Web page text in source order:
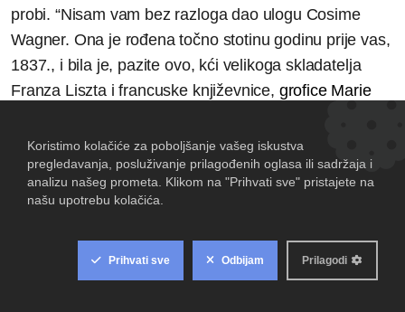
probi. “Nisam vam bez razloga dao ulogu Cosime
Wagner. Ona je rođena točno stotinu godinu prije vas,
1837., i bila je, pazite ovo, kći velikoga skladatelja
Franza Liszta i francuske književnice, grofice Marie
“A, da… Nisam to znala! Jako volim Liszta…”,
zainteresirala se gospođa Mitrović za moju priču.
za dirigenta i velikog obožavatelja Richarda Wagnera,
Hansa von Bülowa. Ali, ovaj brak u kojem je dobila